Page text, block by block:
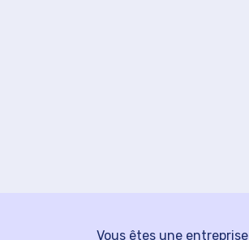
Vous êtes une entreprise